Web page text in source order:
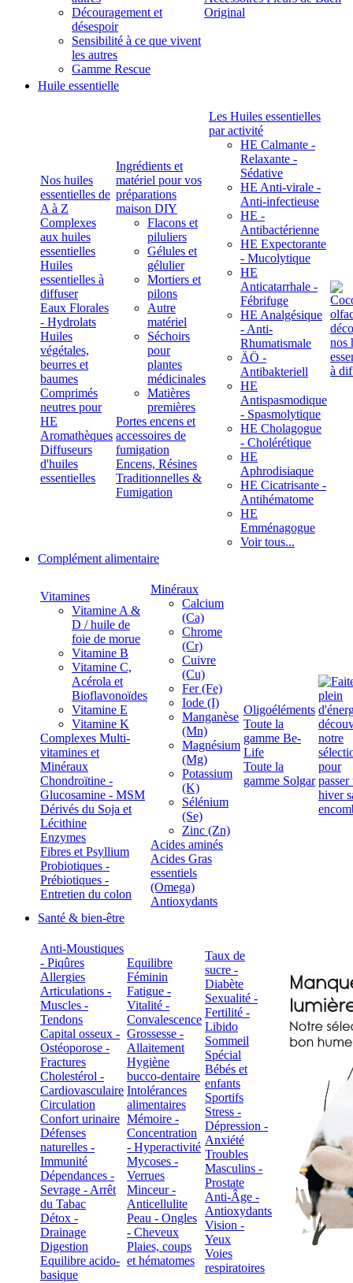
Découragement et
désespoir
Sensibilité à ce que vivent
les autres
Gamme Rescue
Original
Huile essentielle
Nos huiles
essentielles de
A à Z
Complexes
aux huiles
essentielles
Huiles
essentielles à
diffuser
Eaux Florales
- Hydrolats
Huiles
végétales,
beurres et
baumes
Comprimés
neutres pour
HE
Aromathèques
Diffuseurs
d'huiles
essentielles
Ingrédients et
matériel pour vos
préparations
maison DIY
Flacons et
piluliers
Gélules et
gélulier
Mortiers et
pilons
Autre
matériel
Séchoirs
pour
plantes
médicinales
Matières
premières
Portes encens et
accessoires de
fumigation
Encens, Résines
Traditionnelles &
Fumigation
Les Huiles essentielles
par activité
HE Calmante -
Relaxante -
Sédative
HE Anti-virale -
Anti-infectieuse
HE -
Antibactérienne
HE Expectorante
- Mucolytique
HE
Anticatarrhale -
Fébrifuge
HE Analgésique
- Anti-
Rhumatismale
ÄÖ -
Antibakteriell
HE
Antispasmodique
- Spasmolytique
HE Cholagogue
- Cholérétique
HE
Aphrodisiaque
HE Cicatrisante -
Antihématome
HE
Emménagogue
Voir tous...
Complément alimentaire
Vitamines
Vitamine A &
D / huile de
foie de morue
Vitamine B
Vitamine C,
Acérola et
Bioflavonoïdes
Vitamine E
Vitamine K
Complexes Multi-
vitamines et
Minéraux
Chondroïtine -
Glucosamine - MSM
Dérivés du Soja et
Lécithine
Enzymes
Fibres et Psyllium
Probiotiques -
Prébiotiques -
Entretien du colon
Minéraux
Calcium
(Ca)
Chrome
(Cr)
Cuivre
(Cu)
Fer (Fe)
Iode (I)
Manganèse
(Mn)
Magnésium
(Mg)
Potassium
(K)
Sélénium
(Se)
Zinc (Zn)
Acides aminés
Acides Gras
essentiels
(Omega)
Antioxydants
Oligoéléments
Toute la
gamme Be-
Life
Toute la
gamme Solgar
Santé & bien-être
Anti-Moustiques
- Piqûres
Allergies
Articulations -
Muscles -
Tendons
Capital osseux -
Ostéoporose -
Fractures
Cholestérol -
Cardiovasculaire
Circulation
Confort urinaire
Défenses
naturelles -
Immunité
Dépendances -
Sevrage - Arrêt
du Tabac
Détox -
Drainage
Digestion
Equilibre acido-
basique
Equilibre
Féminin
Fatigue -
Vitalité -
Convalescence
Grossesse -
Allaitement
Hygiène
bucco-dentaire
Intolérances
alimentaires
Mémoire -
Concentration
- Hyperactivité
Mycoses -
Verrues
Minceur -
Anticellulite
Peau - Ongles
- Cheveux
Plaies, coups
et hématomes
Taux de
sucre -
Diabète
Sexualité -
Fertilité -
Libido
Sommeil
Spécial
Bébés et
enfants
Sportifs
Stress -
Dépression -
Anxiété
Troubles
Masculins -
Prostate
Anti-Âge -
Antioxydants
Vision -
Yeux
Voies
respiratoires